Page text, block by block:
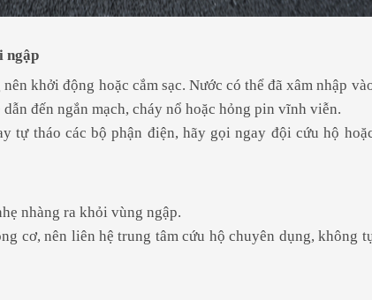
ngập
khởi động hoặc cắm sạc. Nước có thể đã xâm nhập
đến ngắn mạch, cháy nổ hoặc hỏng pin vĩnh viễn.
tự tháo các bộ phận điện, hãy gọi ngay đội cứu hộ
nhàng ra khỏi vùng ngập.
cơ, nên liên hệ trung tâm cứu hộ chuyên dụng, không